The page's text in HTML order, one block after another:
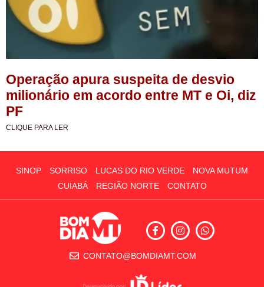
Operação apura suspeita de desvio
milionário em acordo entre MT e Oi, diz
PF
CLIQUE PARA LER
SINOP SORRISO LUCAS DO RIO VERDE
NOVA MUTUM
CUIABÁ
REGIÃO NORTE CONTATO
CONTATO@BOMDIAMT.COM